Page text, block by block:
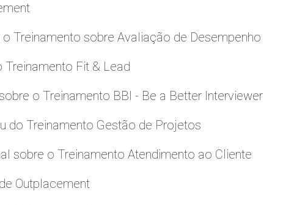
Treinamento sobre Avaliação de Desempenho
Fit & Lead
o Treinamento BBI - Be a Better Interviewer
do Treinamento Gestão de Projetos
sobre o Treinamento Atendimento ao Cliente
Outplacement